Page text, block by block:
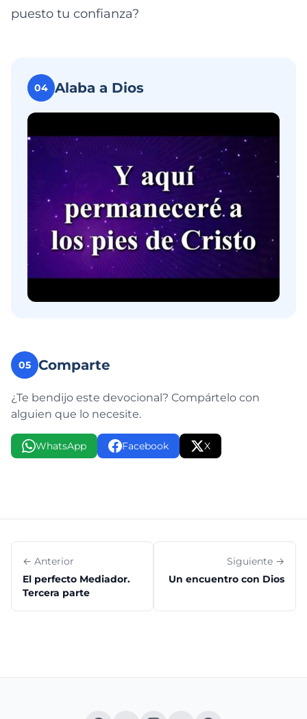
puesto tu confianza?
04 Alaba a Dios
05 Comparte
¿Te bendijo este devocional? Compártelo con
alguien que lo necesite.
WhatsApp Facebook X
← Anterior
El perfecto Mediador.
Tercera parte
Siguiente →
Un encuentro con Dios